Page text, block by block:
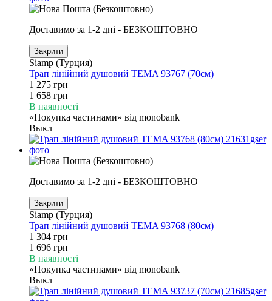
Доставимо за 1-2 дні - БЕЗКОШТОВНО
Закрити
Siamp (Турция)
Трап лінійний душовий TEMA 93767 (70см)
1 275 грн
1 658 грн
В наявності
«Покупка частинами» від monobank
Выкл
Доставимо за 1-2 дні - БЕЗКОШТОВНО
Закрити
Siamp (Турция)
Трап лінійний душовий TEMA 93768 (80см)
1 304 грн
1 696 грн
В наявності
«Покупка частинами» від monobank
Выкл